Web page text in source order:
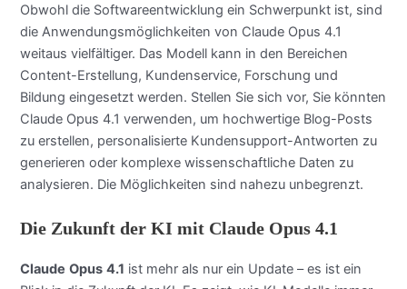
Obwohl die Softwareentwicklung ein Schwerpunkt ist, sind
die Anwendungsmöglichkeiten von Claude Opus 4.1
weitaus vielfältiger. Das Modell kann in den Bereichen
Content-Erstellung, Kundenservice, Forschung und
Bildung eingesetzt werden. Stellen Sie sich vor, Sie könnten
Claude Opus 4.1 verwenden, um hochwertige Blog-Posts
zu erstellen, personalisierte Kundensupport-Antworten zu
generieren oder komplexe wissenschaftliche Daten zu
analysieren. Die Möglichkeiten sind nahezu unbegrenzt.
Die Zukunft der KI mit Claude Opus 4.1
Claude Opus 4.1 ist mehr als nur ein Update – es ist ein